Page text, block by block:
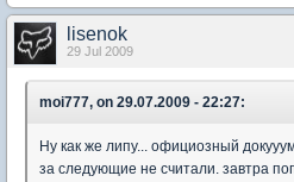
lisenok
29 Jul 2009
moi777, on 29.07.2009 - 22:27:
Ну как же липу... официозный
за следующие не считали. завтра